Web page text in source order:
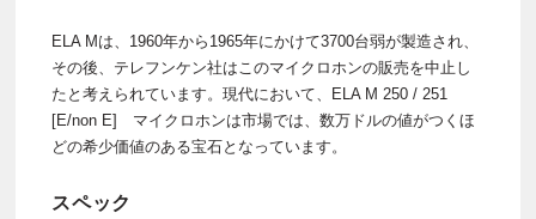
ELA Mは、1960年から1965年にかけて3700台弱が製造され、
その後、テレフンケン社はこのマイクロホンの販売を中止し
たと考えられています。現代において、ELA M 250 / 251
[E/non E] マイクロホンは市場では、数万ドルの値がつくほ
どの希少価値のある宝石となっています。
スペック